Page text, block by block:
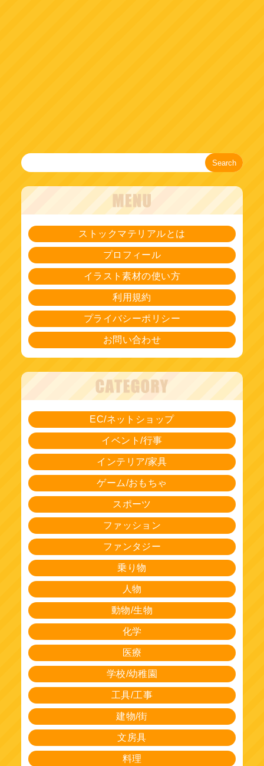
Search
ストックマテリアルとは
プロフィール
イラスト素材の使い方
利用規約
プライバシーポリシー
お問い合わせ
EC/ネットショップ
イベント/行事
インテリア/家具
ゲーム/おもちゃ
スポーツ
ファッション
ファンタジー
乗り物
人物
動物/生物
化学
医療
学校/幼稚園
工具/工事
建物/街
文房具
料理